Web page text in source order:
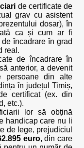
de certificate de
grav cu asistent
dosar), în
ca și cum ar fi
încadrare în grad
real.
de încadrare în
anterior, a devenit
persoane din alte
în județul Timiș,
certificat (ex. din
etc.).
lor să obțină
handicap care nu li
de lege, prejudiciul
euro, din care